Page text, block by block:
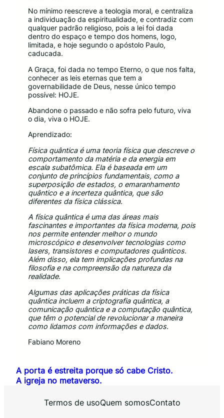
No mínimo reescreve a teologia moral, e centraliza
a individuação da espiritualidade, e contradiz com
qualquer padrão religioso, pois a lei foi dada
dentro do espaço e tempo dos homens, logo,
limitada, e hoje segundo o apóstolo Paulo,
caducada.
A Graça, foi dada no tempo Eterno, o que nos falta,
conhecer as leis eternas que tem a
governabilidade de Deus, nesse único tempo
possível: HOJE.
Abandone o passado e não sofra pelo futuro, viva
o dia, viva o HOJE.
Aprendizado:
Física quântica é uma teoria física que descreve o
comportamento da matéria e da energia em
escala subatômica. Ela é baseada em um
conjunto de princípios fundamentais, como a
superposição de estados, o emaranhamento
quântico e a incerteza quântica, que são
diferentes da física clássica.
A física quântica é uma das áreas mais
fascinantes e importantes da física moderna, pois
nos permite entender melhor o mundo
microscópico e desenvolver tecnologias como
lasers, transistores e computadores quânticos.
Além disso, ela tem implicações profundas na
filosofia e na compreensão da natureza da
realidade.
Algumas das aplicações práticas da física
quântica incluem a criptografia quântica, a
comunicação quântica e a computação quântica,
que têm o potencial de revolucionar a maneira
como lidamos com informações e dados.
Fabiano Moreno
A porta é estreita porque só cabe Cristo.
A igreja no metaverso.
Termos de usoQuem somosContato